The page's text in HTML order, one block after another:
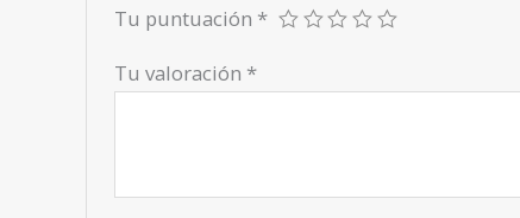
Tu puntuación *
Tu valoración *